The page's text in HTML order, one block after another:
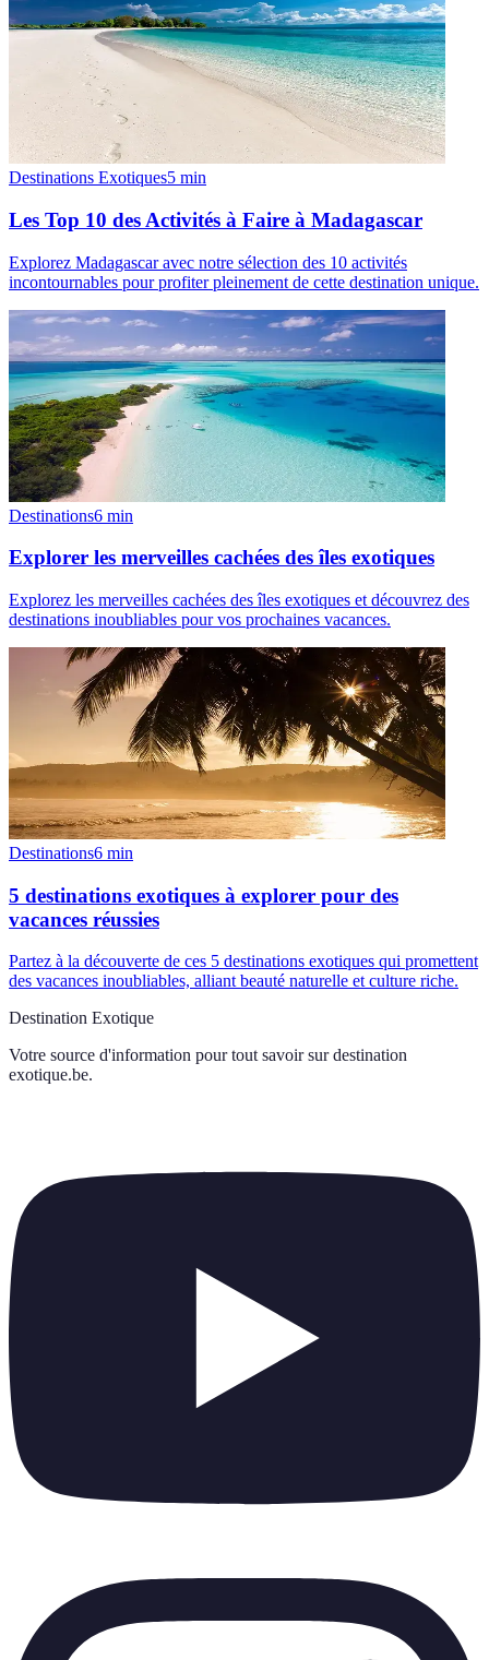
Destinations Exotiques5 min
Les Top 10 des Activités à Faire à Madagascar
Explorez Madagascar avec notre sélection des 10 activités
incontournables pour profiter pleinement de cette destination unique.
Destinations6 min
Explorer les merveilles cachées des îles exotiques
Explorez les merveilles cachées des îles exotiques et découvrez des
destinations inoubliables pour vos prochaines vacances.
Destinations6 min
5 destinations exotiques à explorer pour des
vacances réussies
Partez à la découverte de ces 5 destinations exotiques qui promettent
des vacances inoubliables, alliant beauté naturelle et culture riche.
Destination Exotique
Votre source d'information pour tout savoir sur destination
exotique.be.